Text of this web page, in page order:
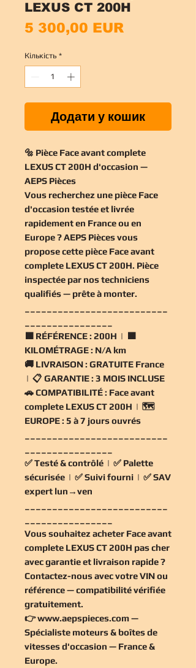
LEXUS CT 200H
5 300,00 EURЦіна
Кількість *
Додати у кошик
🔩 Pièce Face avant complete
LEXUS CT 200H d'occasion —
AEPS Pièces
Vous recherchez une pièce Face
d'occasion testée et livrée
rapidement en France ou en
Europe ? AEPS Pièces vous
propose cette pièce Face avant
complete LEXUS CT 200H. Pièce
inspectée par nos techniciens
qualifiés — prête à monter.
🟧 RÉFÉRENCE : 200H | 🟧
KILOMÉTRAGE : N/A km
🚚 LIVRAISON : GRATUITE France
| 📋 GARANTIE : 3 MOIS INCLUSE
🚗COMPATIBILITÉ : Face avant
complete LEXUS CT 200H | 🗺️
EUROPE : 5 à 7 jours ouvrés
✅Testé & contrôlé | ✅ Palette
sécurisée | ✅Suivi fourni | ✅SAV
expert lun→ven
Vous souhaitez acheter Face avant
complete LEXUS CT 200H pas cher
avec garantie et livraison rapide ?
Contactez-nous avec votre VIN ou
référence — compatibilité vérifiée
gratuitement.
👉www.aepspieces.com—
Spécialiste moteurs & boîtes de
vitesses d'occasion — France &
Europe.